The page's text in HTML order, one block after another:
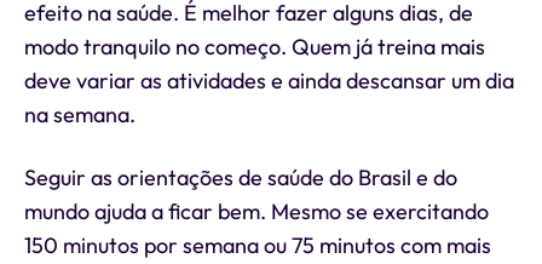
efeito na saúde. É melhor fazer alguns dias, de
modo tranquilo no começo. Quem já treina mais
deve variar as atividades e ainda descansar um dia
na semana.
Seguir as orientações de saúde do Brasil e do
mundo ajuda a ficar bem. Mesmo se exercitando
150 minutos por semana ou 75 minutos com mais